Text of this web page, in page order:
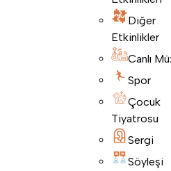
Diğer
Etkinlikler
Canlı
Spor
Çocuk
Tiyatrosu
Sergi
Söyleşi